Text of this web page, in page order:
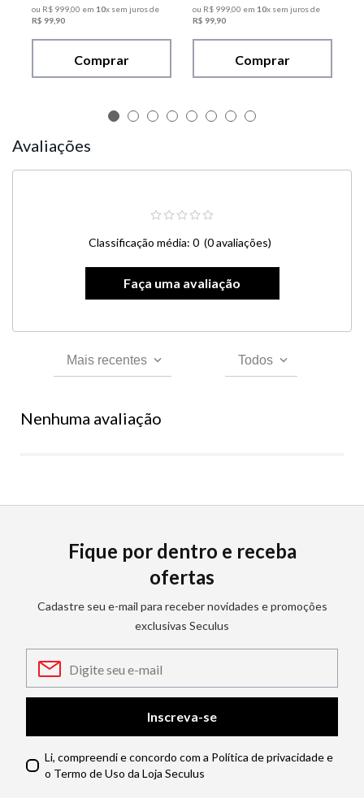
ou R$ 99900 em 10x sem juros de
R$ 99 90
Comprar
ou R$ 99900 em 10x sem juros de
R$ 99 90
Comprar
Avaliações
Classificação média: 0 (0 avaliações)
Mais recentes Todos
Nenhuma avaliação
Fique por dentro e receba
ofertas
Cadastre seu e-mail para receber novidades e promoções
exclusivas Seculus
Inscreva-se
Li, compreendi e concordo com a Política de privacidade e
o Termo de Uso da Loja Seculus